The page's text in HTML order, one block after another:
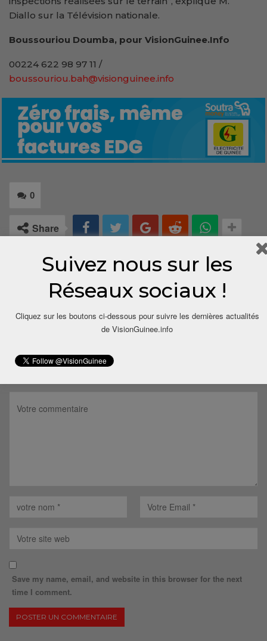
Diallo sur la Télévision nationale.
Boussouriou Doumba, pour VisionGuinee.Info
00224 622 98 97 11 /
boussouriou.bah@visionguinee.info
0
Share
Save my name, email, and website in this browser for the next
time I comment.
Suivez nous sur les
Réseaux sociaux !
Cliquez sur les boutons ci-dessous pour suivre les dernières actualités
de VisionGuinee.info